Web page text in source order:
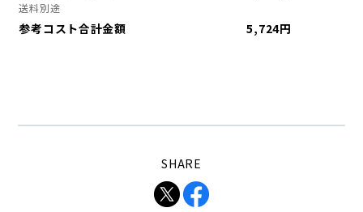
送料別途
参考コスト合計金額 5,724円
SHARE